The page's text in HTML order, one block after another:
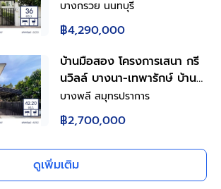
ชั้น 3 ห้องนอน 2 ห้องน้ำ จอด
รถ 2 คัน พื้นที่ใช้สอย 150
ตร.ม. ทำเลบางกรวย ใกล้
ทางด่วนศรีรัช เข้าเมืองสะดวก
พร้อมเข้าอยู่
บางกรวย นนทบุรี
฿4,290,000
บ้านมือสอง โครงการเสนา กรี
นวิลล์ บางนา-เทพารักษ์ บ้าน
แฝด 2 ชั้น พร้อมอยู่ ฟังก์ชัน
ครบสำหรับครอบครัว 3 ห้อง
นอน 3 ห้องน้ำ จอดรถ 2 คัน
ครัวพร้อมเคาน์เตอร์ เหล็กดัด
มุ้งลวดครบ ทำเลดีใกล้ถนน
เทพารักษ์ ทางด่วนบูรพาวิถี
บางพลี สมุทรปราการ
฿2,700,000
ดูเพิ่มเติม